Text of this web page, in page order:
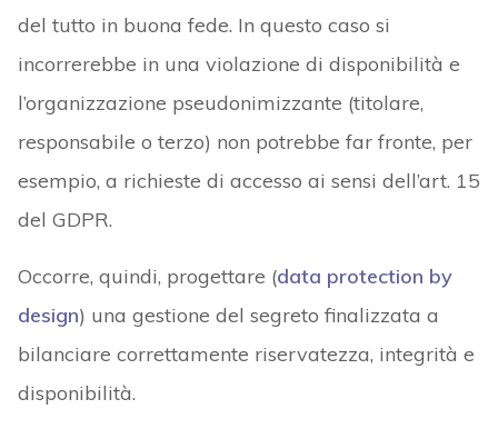
del tutto in buona fede. In questo caso si
incorrerebbe in una violazione di disponibilità e
l’organizzazione pseudonimizzante (titolare,
responsabile o terzo) non potrebbe far fronte, per
esempio, a richieste di accesso ai sensi dell’art. 15
del GDPR.
Occorre, quindi, progettare (data protection by
design) una gestione del segreto finalizzata a
bilanciare correttamente riservatezza, integrità e
disponibilità.